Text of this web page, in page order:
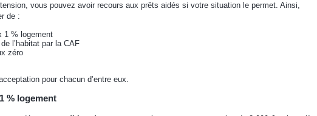
vous pouvez avoir recours aux prêts aidés si votre situation le permet. Ainsi,
de :
1 % logement
l’habitat par la CAF
zéro
pour chacun d’entre eux.
% logement